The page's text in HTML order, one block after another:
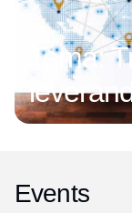
Tema:
Events